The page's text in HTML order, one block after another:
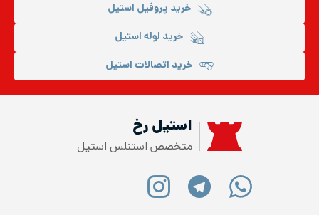
خرید پروفیل استیل
خرید لوله استیل
خرید اتصالات استیل
استیل رخ
متخصص استنلس استیل